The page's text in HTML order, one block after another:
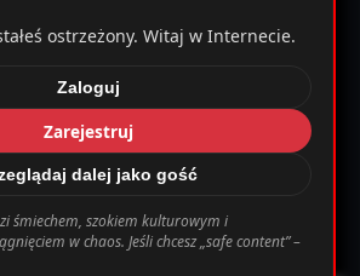
163Warning
ostrzeżony. Witaj w Internecie.
Zaloguj
Zarejestruj
dalej jako gość
śmiechem, szokiem kulturowym i
w chaos. Jeśli chcesz „safe content” –